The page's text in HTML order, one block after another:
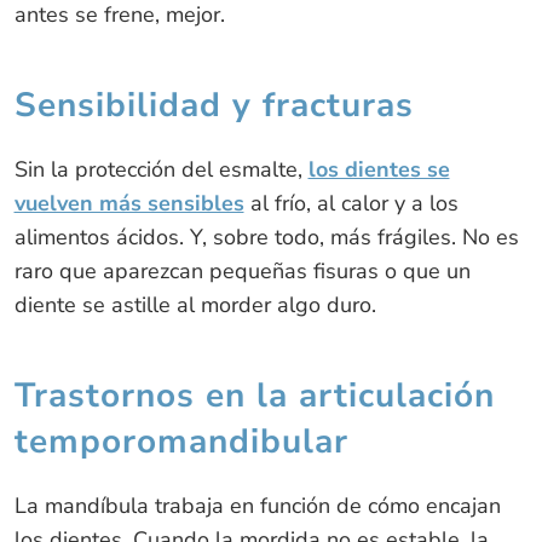
antes se frene, mejor.
Sensibilidad y fracturas
Sin la protección del esmalte, los dientes se
vuelven más sensibles al frío, al calor y a los
alimentos ácidos. Y, sobre todo, más frágiles. No es
raro que aparezcan pequeñas fisuras o que un
diente se astille al morder algo duro.
Trastornos en la articulación
temporomandibular
La mandíbula trabaja en función de cómo encajan